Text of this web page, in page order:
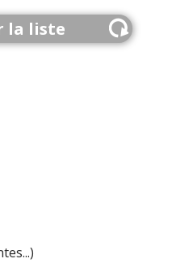
la liste